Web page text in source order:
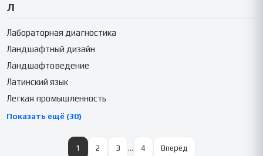
Л
Лабораторная диагностика
Ландшафтный дизайн
Ландшафтоведение
Латинский язык
Легкая промышленность
Показать ещё (30)
1 2 3 … 4 Вперёд